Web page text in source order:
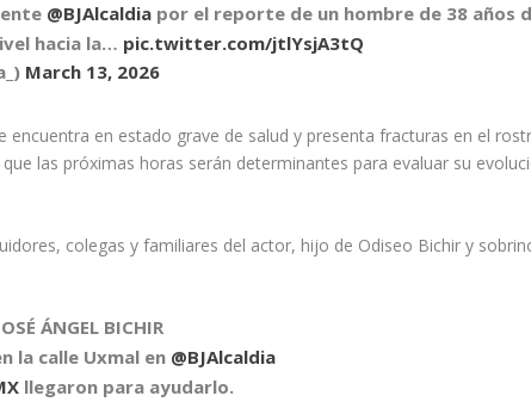
@BJAlcaldia por el reporte de un hombre de 38 años
hacia la… pic.twitter.com/jtlYsjA3tQ
March 13, 2026
en estado grave de salud y presenta fracturas en el
las próximas horas serán determinantes para evaluar su
colegas y familiares del actor, hijo de Odiseo Bichir y
ÁNGEL BICHIR
la calle Uxmal en @BJAlcaldia
llegaron para ayudarlo.